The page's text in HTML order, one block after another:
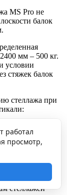
MS Pro не
балок
мм – 500 кг.
условии
стяжек балок
стеллажа при
средней
не снижается.
стеллажей
работал
просмотр,